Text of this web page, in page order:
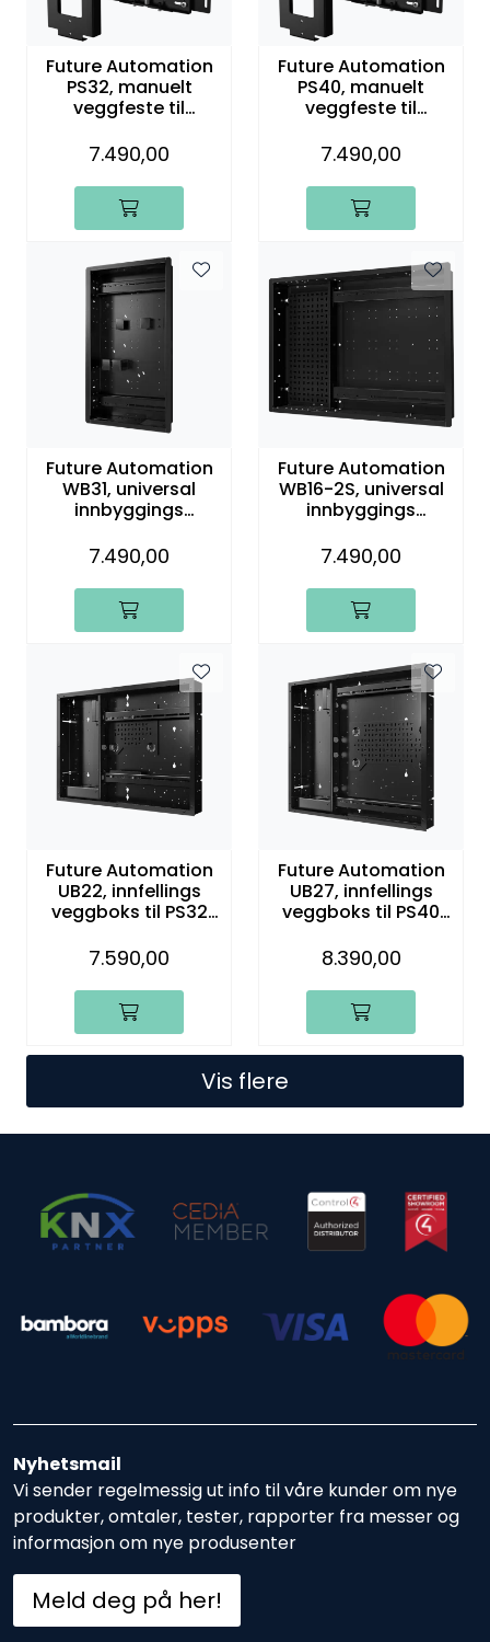
Future Automation
PS32, manuelt
veggfeste til
7.490,00
Future Automation
PS40, manuelt
veggfeste til
7.490,00
Future Automation
WB31, universal
innbyggings
veggfeste
7.490,00
Future Automation
WB16-2S, universal
innbyggings
veggfeste
7.490,00
Future Automation
UB22, innfellings
veggboks til PS32
7.590,00
Future Automation
UB27, innfellings
veggboks til PS40
8.390,00
Vis flere
Nyhetsmail
Vi sender regelmessig ut info til våre kunder om nye
produkter, omtaler, tester, rapporter fra messer og
informasjon om nye produsenter
Meld deg på her!